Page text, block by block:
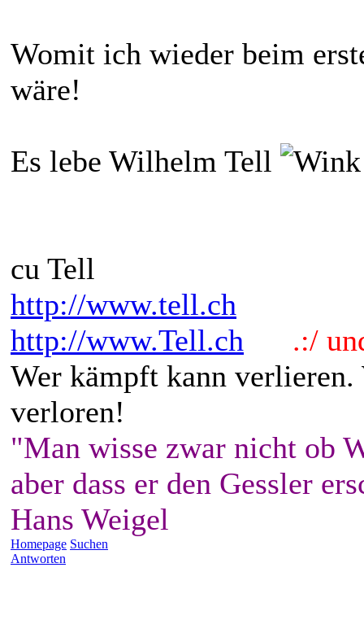
Womit ich wieder beim
wäre!
Es lebe Wilhelm Tell
cu Tell
http://www.tell.ch
http://www.Tell.ch
.:/
Wer kämpft kann
verloren!
"Man wisse zwar nicht ob
aber dass er den Gessler
Hans Weigel
Homepage Suchen
Antworten